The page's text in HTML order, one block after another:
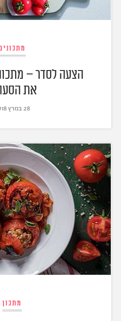
הצעה לסדר –
את
28 במרץ 2018
מתכון